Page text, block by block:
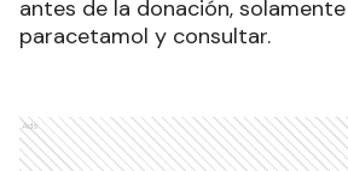
antes de la donación,
paracetamol y consultar.
Ads